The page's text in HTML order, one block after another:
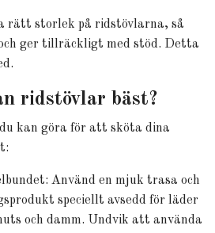
storlek på ridstövlarna, så
ger tillräckligt med stöd. Detta
ridstövlar bäst?
kan göra för att sköta dina
Använd en mjuk trasa och
speciellt avsedd för läder
och damm. Undvik att använda